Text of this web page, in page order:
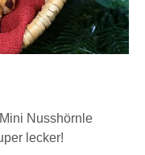
Nusshörnle
lecker!